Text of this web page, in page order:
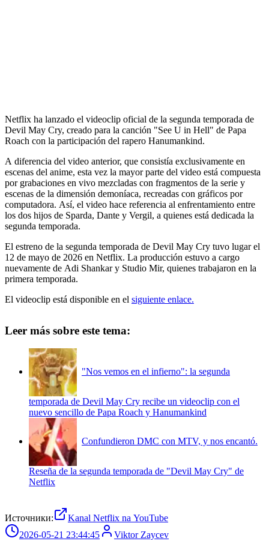
Netflix ha lanzado el videoclip oficial de la segunda temporada de
Devil May Cry, creado para la canción "See U in Hell" de Papa
Roach con la participación del rapero Hanumankind.
A diferencia del video anterior, que consistía exclusivamente en
escenas del anime, esta vez la mayor parte del video está compuesta
por grabaciones en vivo mezcladas con fragmentos de la serie y
escenas de la dimensión demoníaca, recreadas con gráficos por
computadora. Así, el video hace referencia al enfrentamiento entre
los dos hijos de Sparda, Dante y Vergil, a quienes está dedicada la
segunda temporada.
El estreno de la segunda temporada de Devil May Cry tuvo lugar el
12 de mayo de 2026 en Netflix. La producción estuvo a cargo
nuevamente de Adi Shankar y Studio Mir, quienes trabajaron en la
primera temporada.
El videoclip está disponible en el siguiente enlace.
Leer más sobre este tema:
"Nos vemos en el infierno": la segunda
temporada de Devil May Cry recibe un videoclip con el
nuevo sencillo de Papa Roach y Hanumankind
Confundieron DMC con MTV, y nos encantó.
Reseña de la segunda temporada de "Devil May Cry" de
Netflix
Источники:
Kanal Netflix na YouTube
2026-05-21 23:44:45
Viktor Zaycev